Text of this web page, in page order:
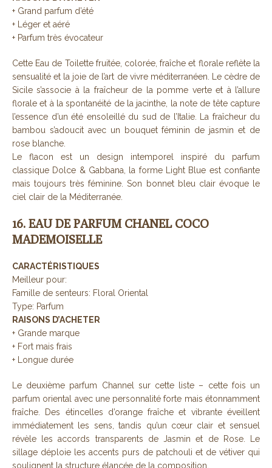
+ Grand parfum d’été
+ Léger et aéré
+ Parfum très évocateur
Cette Eau de Toilette fruitée, colorée, fraîche et florale reflète la
sensualité et la joie de l’art de vivre méditerranéen. Le cèdre de
Sicile s’associe à la fraîcheur de la pomme verte et à l’allure
florale et à la spontanéité de la jacinthe, la note de tête capture
l’essence d’un été ensoleillé du sud de l’Italie. La fraîcheur du
bambou s’adoucit avec un bouquet féminin de jasmin et de
rose blanche.
Le flacon est un design intemporel inspiré du parfum
classique Dolce & Gabbana, la forme Light Blue est confiante
mais toujours très féminine. Son bonnet bleu clair évoque le
ciel clair de la Méditerranée.
16. EAU DE PARFUM CHANEL COCO
MADEMOISELLE
CARACTÉRISTIQUES
Meilleur pour:
Famille de senteurs: Floral Oriental
Type: Parfum
RAISONS D’ACHETER
+ Grande marque
+ Fort mais frais
+ Longue durée
Le deuxième parfum Channel sur cette liste – cette fois un
parfum oriental avec une personnalité forte mais étonnamment
fraîche. Des étincelles d’orange fraîche et vibrante éveillent
immédiatement les sens, tandis qu’un cœur clair et sensuel
révèle les accords transparents de Jasmin et de Rose. Le
sillage déploie les accents purs de patchouli et de vétiver qui
soulignent la structure élancée de la composition.